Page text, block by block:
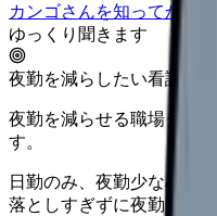
カンゴさんを知ってから相
ゆっくり聞きます
夜勤を減らしたい看護師さ
夜勤を減らせる職場タイ
す。
日勤のみ、夜勤少なめ、
落としすぎずに夜勤負担